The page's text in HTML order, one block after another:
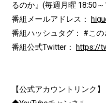
るのか』(毎週月曜 18:50
番組メールアドレス：
番組ハッシュタグ： #この
番組公式Twitter：
https://
【公式アカウントリンク】